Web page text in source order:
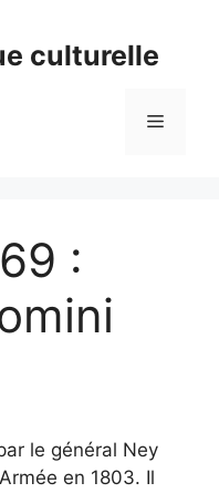
culturelle
Menu
:
le général Ney
en 1803. Il